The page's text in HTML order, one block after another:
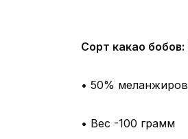
Сорт какао
• 50%
• Вес -100 грамм